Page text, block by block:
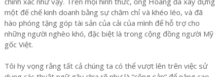
một đế chế kinh doanh bằng sự chăm chỉ và khéo léo, và đã
hào phóng tặng góp tài sản của cải của mình để hỗ trợ cho
những người nghèo khó, đặc biệt là trong cộng đồng người Mỹ
gốc Việt.
Tôi hy vọng rằng tất cả chúng ta có thể vượt lên trên việc sử